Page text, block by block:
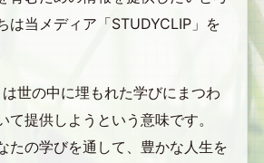
は当メディア「STUDYCLIP」を
は世の中に埋もれた学びにまつわ
て提供しようという意味です。
たの学びを通して、豊かな人生を